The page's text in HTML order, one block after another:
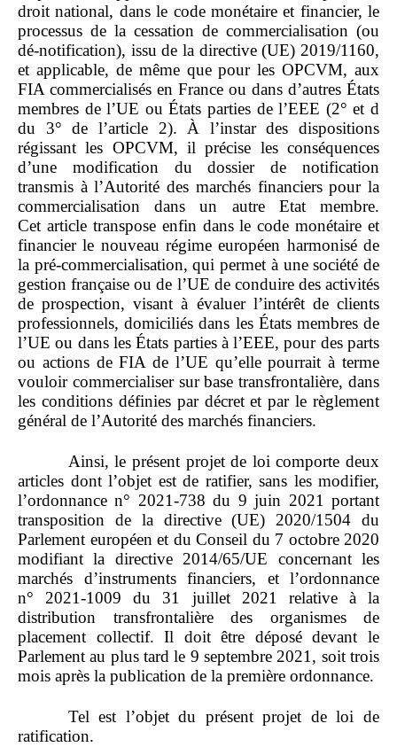
droit national, dans le code monétaire et financier, le
processus de la cessation de commercialisation (ou
dé‑notification), issu de la directive (UE) 2019/1160,
et applicable, de même que pour les OPCVM, aux
FIA commercialisés en France ou dans d’autres États
membres de l’UE ou États parties de l’EEE (2° et d
du 3° de l’article 2). À l’instar des dispositions
régissant les OPCVM, il précise les conséquences
d’une modification du dossier de notification
transmis à l’Autorité des marchés financiers pour la
commercialisation dans un autre Etat membre.
Cet article transpose enfin dans le code monétaire et
financier le nouveau régime européen harmonisé de
la pré‑commercialisation, qui permet à une société de
gestion française ou de l’UE de conduire des activités
de prospection, visant à évaluer l’intérêt de clients
professionnels, domiciliés dans les États membres de
l’UE ou dans les États parties à l’EEE, pour des parts
ou actions de FIA de l’UE qu’elle pourrait à terme
vouloir commercialiser sur base transfrontalière, dans
les conditions définies par décret et par le règlement
général de l’Autorité des marchés financiers.
Ainsi, le présent projet de loi comporte deux
articles dont l’objet est de ratifier, sans les modifier,
l’ordonnance n° 2021‑738 du 9 juin 2021 portant
transposition de la directive (UE) 2020/1504 du
Parlement européen et du Conseil du 7 octobre 2020
modifiant la directive 2014/65/UE concernant les
marchés d’instruments financiers, et l’ordonnance
n° 2021‑1009 du 31 juillet 2021 relative à la
distribution transfrontalière des organismes de
placement collectif. Il doit être déposé devant le
Parlement au plus tard le 9 septembre 2021, soit trois
mois après la publication de la première ordonnance.
Tel est l’objet du présent projet de loi de
ratification.